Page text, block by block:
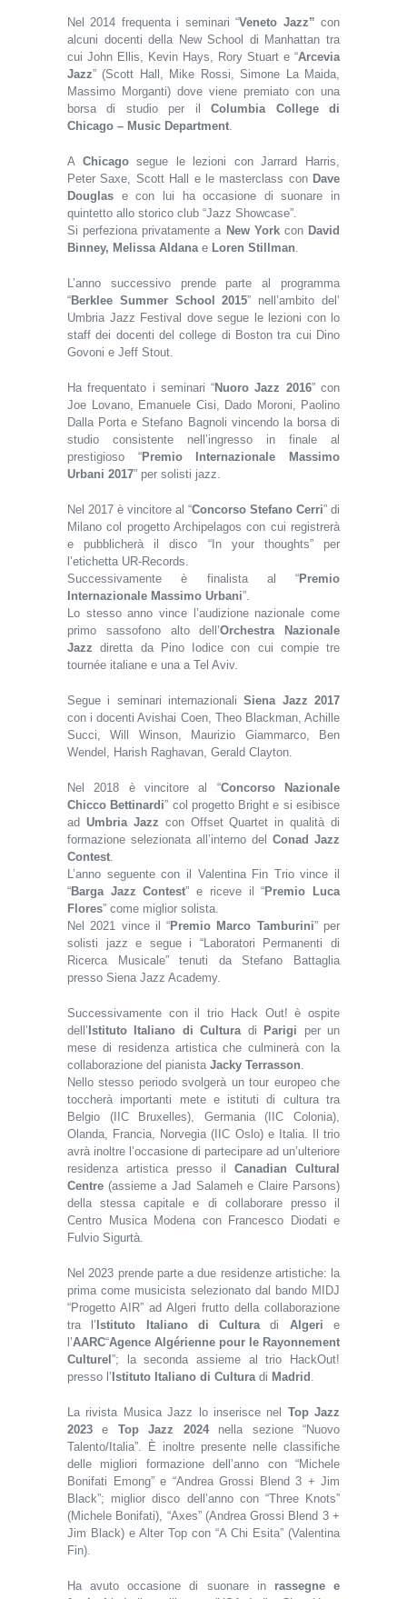
Nel 2014 frequenta i seminari “Veneto Jazz” con
alcuni docenti della New School di Manhattan tra
cui John Ellis, Kevin Hays, Rory Stuart e “Arcevia
Jazz” (Scott Hall, Mike Rossi, Simone La Maida,
Massimo Morganti) dove viene premiato con una
borsa di studio per ilColumbia College di
Chicago – Music Department.
A Chicagosegue le lezioni con Jarrard Harris,
Peter Saxe, Scott Hall e le masterclass con Dave
Douglas e con lui ha occasione di suonare in
quintetto allo storico club “Jazz Showcase”.
Si perfeziona privatamente aNew Yorkcon David
Binney, Melissa Aldana e Loren Stillman.
L’anno successivo prende parte al programma
“Berklee Summer School 2015” nell’ambito del’
Umbria Jazz Festival dove segue le lezioni con lo
staff dei docenti del college di Boston tra cui Dino
Govoni e Jeff Stout.
Ha frequentato i seminari “Nuoro Jazz 2016” con
Joe Lovano, Emanuele Cisi, Dado Moroni, Paolino
Dalla Porta e Stefano Bagnoli vincendo la borsa di
studio consistente nell’ingresso in finale al
prestigioso “Premio Internazionale Massimo
Urbani 2017” per solisti jazz.
Nel 2017 è vincitore al “Concorso Stefano Cerri” di
Milano col progetto Archipelagos con cui registrerà
e pubblicherà il disco “In your thoughts” per
l’etichetta UR-Records.
Successivamente è finalista al “Premio
Internazionale Massimo Urbani”.
Lo stesso anno vince l’audizione nazionale come
primo sassofono alto dell’Orchestra Nazionale
Jazz diretta da Pino Iodice con cui compie tre
tournée italiane e una a Tel Aviv.
Segue i seminari internazionaliSiena Jazz 2017
con i docenti Avishai Coen, Theo Blackman, Achille
Succi, Will Winson, Maurizio Giammarco, Ben
Wendel, Harish Raghavan, Gerald Clayton.
Nel 2018 è vincitore al “Concorso Nazionale
Chicco Bettinardi” col progetto Bright e si esibisce
ad Umbria Jazz con Offset Quartet in qualità di
formazione selezionata all’interno del Conad Jazz
Contest.
L’anno seguente con il Valentina Fin Trio vince il
“Barga Jazz Contest” e riceve il “Premio Luca
Flores” come miglior solista.
Nel 2021 vince il “Premio Marco Tamburini” per
solisti jazz e segue i “Laboratori Permanenti di
Ricerca Musicale” tenuti da Stefano Battaglia
presso Siena Jazz Academy.
Successivamente con il trio Hack Out! è ospite
dell’ Istituto Italiano di Cultura di Parigi per un
mese di residenza artistica che culminerà con la
collaborazione del pianista Jacky Terrasson.
Nello stesso periodo svolgerà un tour europeo che
toccherà importanti mete e istituti di cultura tra
Belgio (IIC Bruxelles), Germania (IIC Colonia),
Olanda, Francia, Norvegia (IIC Oslo) e Italia. Il trio
avrà inoltre l’occasione di partecipare ad un’ulteriore
residenza artistica presso il Canadian Cultural
Centre (assieme a Jad Salameh e Claire Parsons)
della stessa capitale e di collaborare presso il
Centro Musica Modena con Francesco Diodati e
Fulvio Sigurtà.
Nel 2023 prende parte a due residenze artistiche: la
prima come musicista selezionato dal bando MIDJ
“Progetto AIR” ad Algeri frutto della collaborazione
tra l’ Istituto Italiano di Culturadi Algerie
l’AARC“Agence Algérienne pour le Rayonnement
Culturel ”; la seconda assieme al trio HackOut!
presso l’ Istituto Italiano di Cultura di Madrid .
La rivista Musica Jazz lo inserisce nel Top Jazz
2023 e Top Jazz 2024nella sezione “Nuovo
Talento/Italia”. È inoltre presente nelle classifiche
delle migliori formazione dell’anno con “Michele
Bonifati Emong” e “Andrea Grossi Blend 3 + Jim
Black”; miglior disco dell’anno con “Three Knots”
(Michele Bonifati), “Axes” (Andrea Grossi Blend 3 +
Jim Black) e Alter Top con “A Chi Esita” (Valentina
Fin).
Ha avuto occasione di suonare in rassegne e